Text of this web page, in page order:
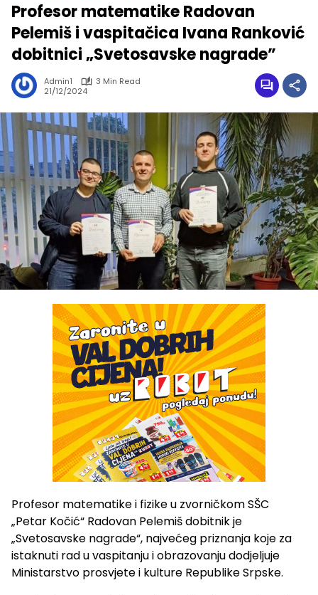
Profesor matematike Radovan
Pelemiš i vaspitačica Ivana Ranković
dobitnici „Svetosavske nagrade”
Admin1
3 Min Read
21/12/2024
Profesor matematike i fizike u zvorničkom SŠC
„Petar Kočić“ Radovan Pelemiš dobitnik je
„Svetosavske nagrade“, najvećeg priznanja koje za
istaknuti rad u vaspitanju i obrazovanju dodjeljuje
Ministarstvo prosvjete i kulture Republike Srpske.